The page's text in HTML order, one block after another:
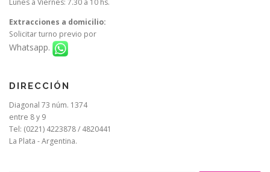
Lunes a Viernes: 7.30 a 10 hs.
Extracciones a domicilio:
Solicitar turno previo por
Whatsapp.
DIRECCIÓN
Diagonal 73 núm. 1374
entre 8 y 9
Tel: (0221) 4223878 / 4820441
La Plata - Argentina.